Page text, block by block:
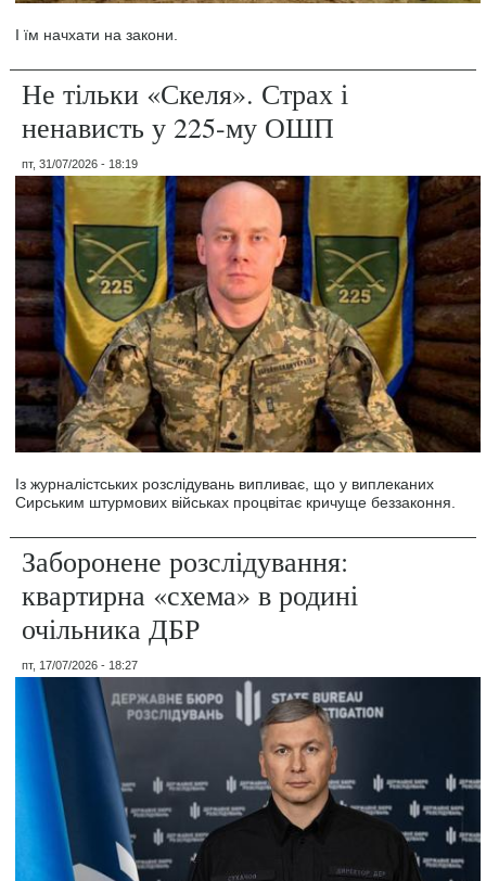
І їм начхати на закони.
Не тільки «Скеля». Страх і
ненависть у 225-му ОШП
пт, 31/07/2026 - 18:19
Із журналістських розслідувань випливає, що у виплеканих
Сирським штурмових військах процвітає кричуще беззаконня.
Заборонене розслідування:
квартирна «схема» в родині
очільника ДБР
пт, 17/07/2026 - 18:27